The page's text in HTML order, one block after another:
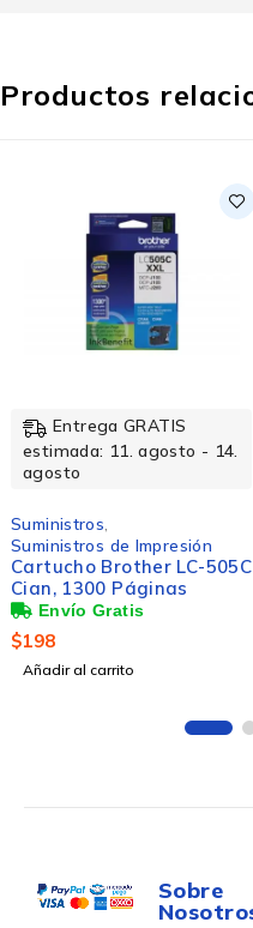
Productos
Entrega GRATIS
estimada: 11. agosto
agosto
Suministros
Suministros de
Cartucho Brother LC-
509BK Negro, 2400
Páginas
Añadir al carrito
Sobre